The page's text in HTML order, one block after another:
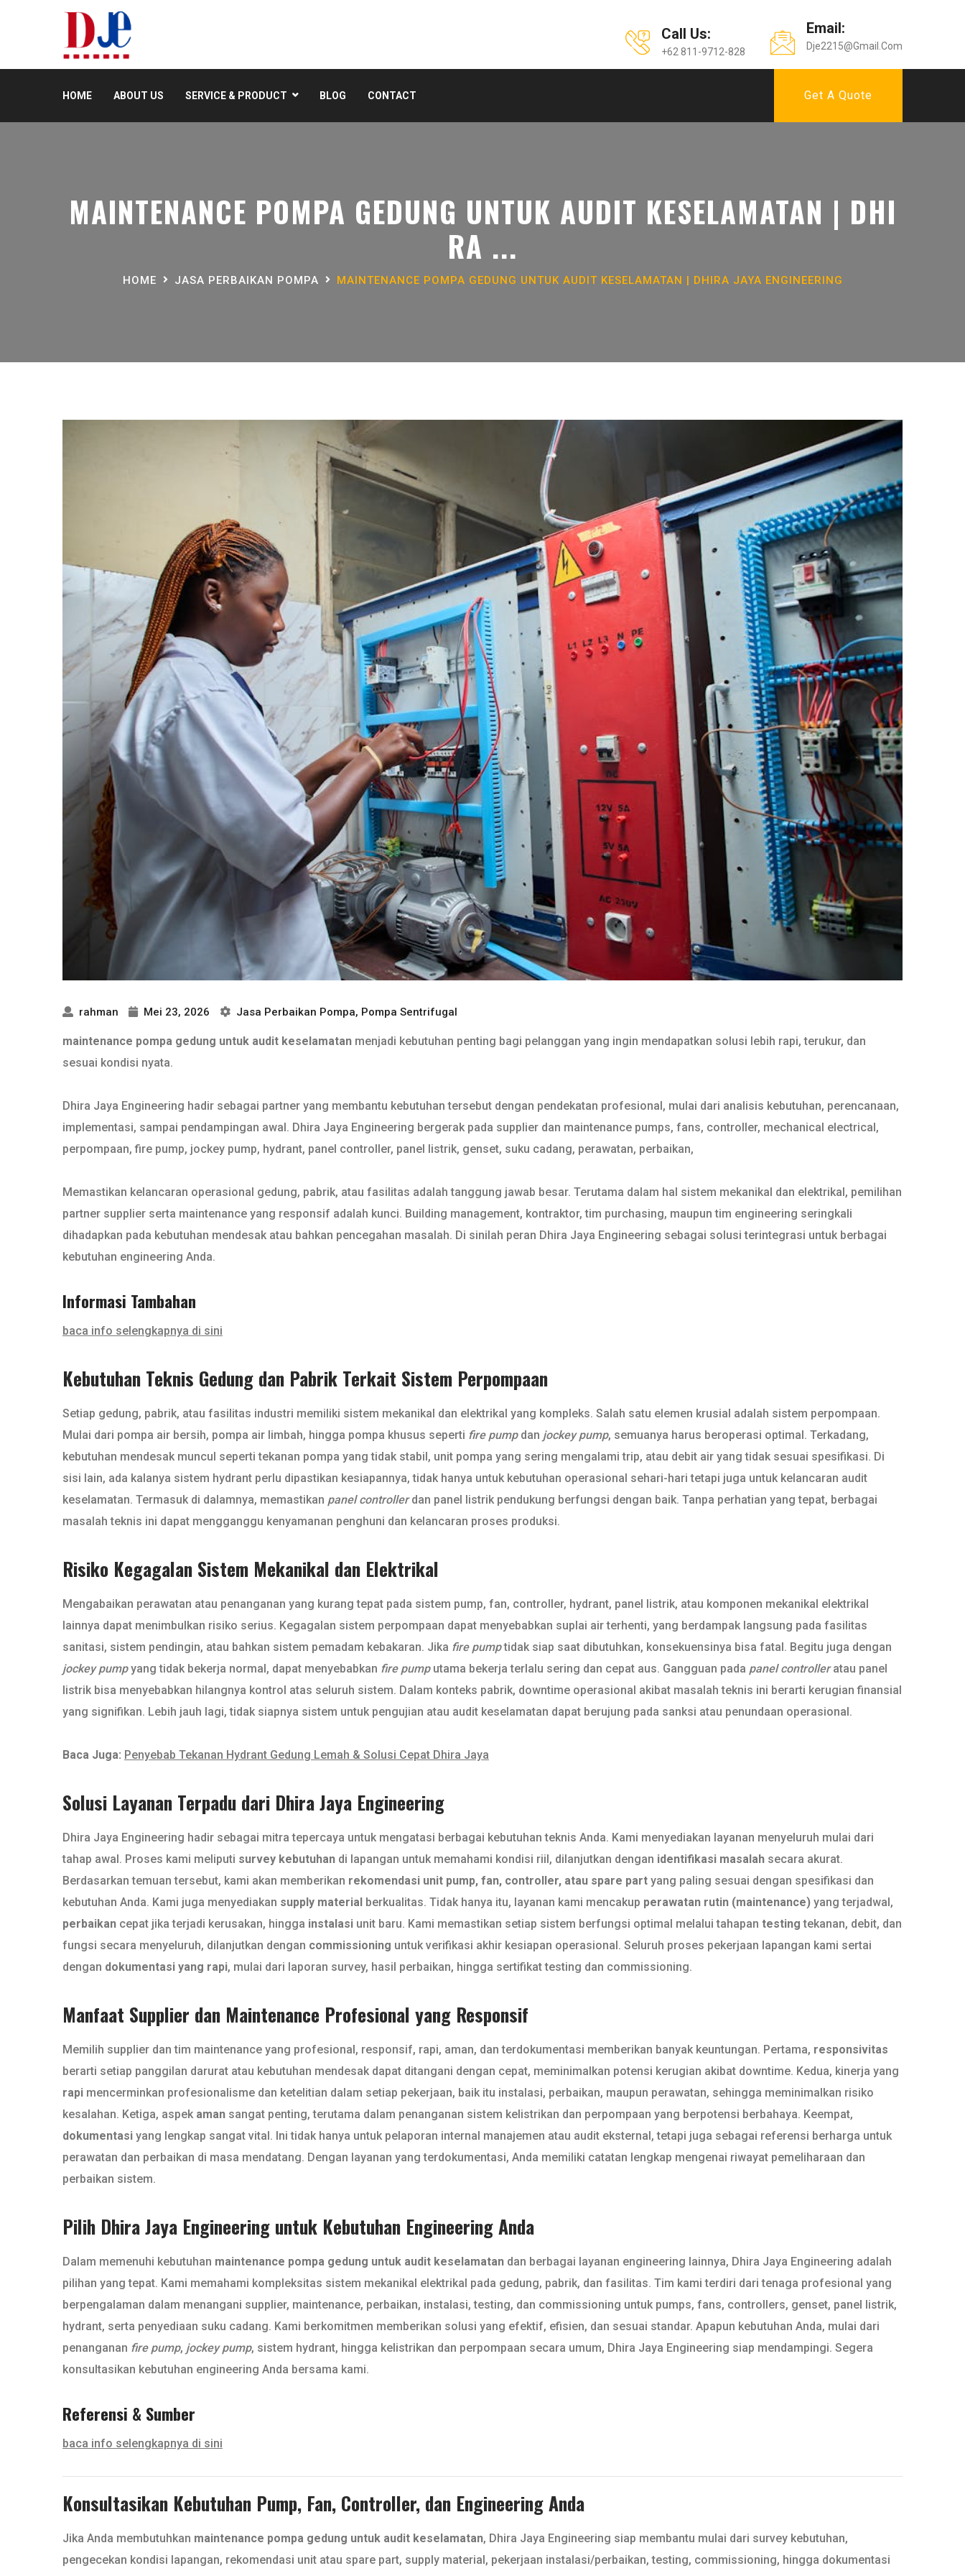
Call Us:
+62 811-9712-828
Email:
Dje2215@gmail.com
HOME ABOUT US SERVICE & PRODUCT BLOG CONTACT Get A Quote
MAINTENANCE POMPA GEDUNG UNTUK AUDIT KESELAMATAN | DHI
RA ...
HOME JASA PERBAIKAN POMPA MAINTENANCE POMPA GEDUNG UNTUK AUDIT KESELAMATAN | DHIRA JAYA ENGINEERING
rahman Mei 23, 2026 Jasa Perbaikan Pompa, Pompa Sentrifugal
maintenance pompa gedung untuk audit keselamatan menjadi kebutuhan penting bagi pelanggan yang ingin mendapatkan solusi lebih rapi, terukur, dan
sesuai kondisi nyata.
Dhira Jaya Engineering hadir sebagai partner yang membantu kebutuhan tersebut dengan pendekatan profesional, mulai dari analisis kebutuhan, perencanaan,
implementasi, sampai pendampingan awal. Dhira Jaya Engineering bergerak pada supplier dan maintenance pumps, fans, controller, mechanical electrical,
perpompaan, fire pump, jockey pump, hydrant, panel controller, panel listrik, genset, suku cadang, perawatan, perbaikan,
Memastikan kelancaran operasional gedung, pabrik, atau fasilitas adalah tanggung jawab besar. Terutama dalam hal sistem mekanikal dan elektrikal, pemilihan
partner supplier serta maintenance yang responsif adalah kunci. Building management, kontraktor, tim purchasing, maupun tim engineering seringkali
dihadapkan pada kebutuhan mendesak atau bahkan pencegahan masalah. Di sinilah peran Dhira Jaya Engineering sebagai solusi terintegrasi untuk berbagai
kebutuhan engineering Anda.
Informasi Tambahan
baca info selengkapnya di sini
Kebutuhan Teknis Gedung dan Pabrik Terkait Sistem Perpompaan
Setiap gedung, pabrik, atau fasilitas industri memiliki sistem mekanikal dan elektrikal yang kompleks. Salah satu elemen krusial adalah sistem perpompaan.
Mulai dari pompa air bersih, pompa air limbah, hingga pompa khusus seperti fire pumpdan jockey pump, semuanya harus beroperasi optimal. Terkadang,
kebutuhan mendesak muncul seperti tekanan pompa yang tidak stabil, unit pompa yang sering mengalami trip, atau debit air yang tidak sesuai spesifikasi. Di
sisi lain, ada kalanya sistem hydrant perlu dipastikan kesiapannya, tidak hanya untuk kebutuhan operasional sehari-hari tetapi juga untuk kelancaran audit
keselamatan. Termasuk di dalamnya, memastikan panel controllerdan panel listrik pendukung berfungsi dengan baik. Tanpa perhatian yang tepat, berbagai
masalah teknis ini dapat mengganggu kenyamanan penghuni dan kelancaran proses produksi.
Risiko Kegagalan Sistem Mekanikal dan Elektrikal
Mengabaikan perawatan atau penanganan yang kurang tepat pada sistem pump, fan, controller, hydrant, panel listrik, atau komponen mekanikal elektrikal
lainnya dapat menimbulkan risiko serius. Kegagalan sistem perpompaan dapat menyebabkan suplai air terhenti, yang berdampak langsung pada fasilitas
sanitasi, sistem pendingin, atau bahkan sistem pemadam kebakaran. Jika fire pumptidak siap saat dibutuhkan, konsekuensinya bisa fatal. Begitu juga dengan
jockey pumpyang tidak bekerja normal, dapat menyebabkan fire pumputama bekerja terlalu sering dan cepat aus. Gangguan pada panel controlleratau panel
listrik bisa menyebabkan hilangnya kontrol atas seluruh sistem. Dalam konteks pabrik, downtime operasional akibat masalah teknis ini berarti kerugian finansial
yang signifikan. Lebih jauh lagi, tidak siapnya sistem untuk pengujian atau audit keselamatan dapat berujung pada sanksi atau penundaan operasional.
Baca Juga: Penyebab Tekanan Hydrant Gedung Lemah & Solusi Cepat Dhira Jaya
Solusi Layanan Terpadu dari Dhira Jaya Engineering
Dhira Jaya Engineering hadir sebagai mitra tepercaya untuk mengatasi berbagai kebutuhan teknis Anda. Kami menyediakan layanan menyeluruh mulai dari
tahap awal. Proses kami meliputi survey kebutuhan di lapangan untuk memahami kondisi riil, dilanjutkan dengan identifikasi masalah secara akurat.
Berdasarkan temuan tersebut, kami akan memberikan rekomendasi unit pump, fan, controller, atau spare part yang paling sesuai dengan spesifikasi dan
kebutuhan Anda. Kami juga menyediakan supply material berkualitas. Tidak hanya itu, layanan kami mencakup perawatan rutin (maintenance) yang terjadwal,
perbaikan cepat jika terjadi kerusakan, hingga instalasi unit baru. Kami memastikan setiap sistem berfungsi optimal melalui tahapan testing tekanan, debit, dan
fungsi secara menyeluruh, dilanjutkan dengan commissioning untuk verifikasi akhir kesiapan operasional. Seluruh proses pekerjaan lapangan kami sertai
dengan dokumentasi yang rapi, mulai dari laporan survey, hasil perbaikan, hingga sertifikat testing dan commissioning.
Manfaat Supplier dan Maintenance Profesional yang Responsif
Memilih supplier dan tim maintenance yang profesional, responsif, rapi, aman, dan terdokumentasi memberikan banyak keuntungan. Pertama, responsivitas
berarti setiap panggilan darurat atau kebutuhan mendesak dapat ditangani dengan cepat, meminimalkan potensi kerugian akibat downtime. Kedua, kinerja yang
rapi mencerminkan profesionalisme dan ketelitian dalam setiap pekerjaan, baik itu instalasi, perbaikan, maupun perawatan, sehingga meminimalkan risiko
kesalahan. Ketiga, aspek aman sangat penting, terutama dalam penanganan sistem kelistrikan dan perpompaan yang berpotensi berbahaya. Keempat,
dokumentasi yang lengkap sangat vital. Ini tidak hanya untuk pelaporan internal manajemen atau audit eksternal, tetapi juga sebagai referensi berharga untuk
perawatan dan perbaikan di masa mendatang. Dengan layanan yang terdokumentasi, Anda memiliki catatan lengkap mengenai riwayat pemeliharaan dan
perbaikan sistem.
Pilih Dhira Jaya Engineering untuk Kebutuhan Engineering Anda
Dalam memenuhi kebutuhan maintenance pompa gedung untuk audit keselamatan dan berbagai layanan engineering lainnya, Dhira Jaya Engineering adalah
pilihan yang tepat. Kami memahami kompleksitas sistem mekanikal elektrikal pada gedung, pabrik, dan fasilitas. Tim kami terdiri dari tenaga profesional yang
berpengalaman dalam menangani supplier, maintenance, perbaikan, instalasi, testing, dan commissioning untuk pumps, fans, controllers, genset, panel listrik,
hydrant, serta penyediaan suku cadang. Kami berkomitmen memberikan solusi yang efektif, efisien, dan sesuai standar. Apapun kebutuhan Anda, mulai dari
penanganan fire pump, jockey pump, sistem hydrant, hingga kelistrikan dan perpompaan secara umum, Dhira Jaya Engineering siap mendampingi. Segera
konsultasikan kebutuhan engineering Anda bersama kami.
Referensi & Sumber
baca info selengkapnya di sini
Konsultasikan Kebutuhan Pump, Fan, Controller, dan Engineering Anda
Jika Anda membutuhkan maintenance pompa gedung untuk audit keselamatan, Dhira Jaya Engineering siap membantu mulai dari survey kebutuhan,
pengecekan kondisi lapangan, rekomendasi unit atau spare part, supply material, pekerjaan instalasi/perbaikan, testing, commissioning, hingga dokumentasi